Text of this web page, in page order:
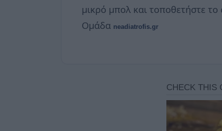
μικρό μπολ και τοποθετήστε
Ομάδα neadiatrofis.gr